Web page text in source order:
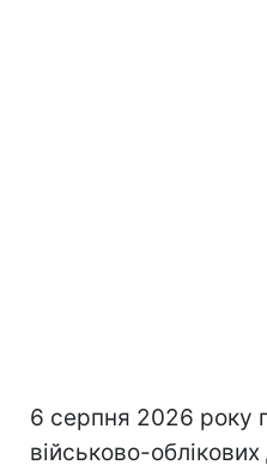
6 серпня 2026 року
військово-